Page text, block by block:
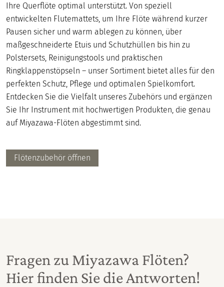
Ihre Querflöte optimal unterstützt. Von speziell
entwickelten Flutemattets, um Ihre Flöte während kurzer
Pausen sicher und warm ablegen zu können, über
maßgeschneiderte Etuis und Schutzhüllen bis hin zu
Polstersets, Reinigungstools und praktischen
Ringklappenstöpseln – unser Sortiment bietet alles für den
perfekten Schutz, Pflege und optimalen Spielkomfort.
Entdecken Sie die Vielfalt unseres Zubehörs und ergänzen
Sie Ihr Instrument mit hochwertigen Produkten, die genau
auf Miyazawa-Flöten abgestimmt sind.
Flötenzubehör öffnen
Fragen zu Miyazawa Flöten?
Hier finden Sie die Antworten!